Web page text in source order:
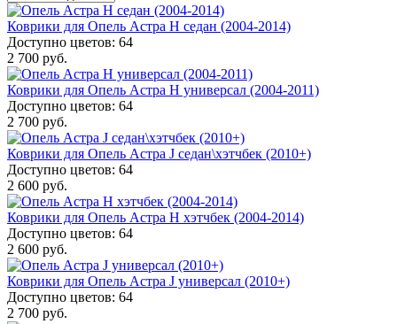
Коврики для Опель Астра H седан (2004-2014)
Доступно цветов: 64
2 700 руб.
Коврики для Опель Астра H универсал (2004-2011)
Доступно цветов: 64
2 700 руб.
Коврики для Опель Астра J седан\хэтчбек (2010+)
Доступно цветов: 64
2 600 руб.
Коврики для Опель Астра H хэтчбек (2004-2014)
Доступно цветов: 64
2 600 руб.
Коврики для Опель Астра J универсал (2010+)
Доступно цветов: 64
2 700 руб.